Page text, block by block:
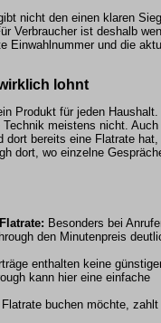
nicht den einen klaren
Verbraucher ist deshalb
Einwahlnummer und die
lohnt
Produkt für jeden Haushalt.
meistens nicht. Auch
dort bereits eine Flatrate hat,
dort, wo einzelne
Besonders bei
den Minutenpreis
enthalten keine
kann hier eine einfache
buchen möchte, zahlt